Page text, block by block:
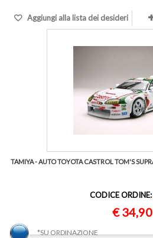
Aggiungi alla lista dei desideri
TAMIYA - AUTO TOYOTA CASTROL TOM'S
CODICE ORDINE:
€ 34,90
*SU ORDINAZIONE